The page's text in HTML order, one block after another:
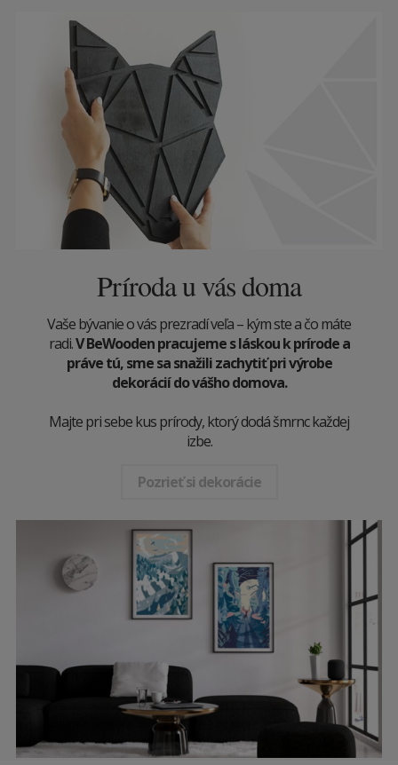
Príroda u vás doma
Vaše bývanie o vás prezradí veľa – kým ste a čo máte
radi.V BeWooden pracujeme s láskou k prírode a
práve tú, sme sa snažili zachytiť pri výrobe
dekorácií do vášho domova.
Majte pri sebe kus prírody, ktorý dodá šmrnc každej
izbe.
Pozrieť si dekorácie